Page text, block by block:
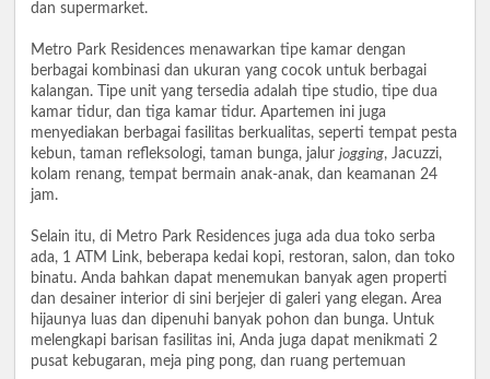
dan supermarket.
Metro Park Residences menawarkan tipe kamar dengan
berbagai kombinasi dan ukuran yang cocok untuk berbagai
kalangan. Tipe unit yang tersedia adalah tipe studio, tipe dua
kamar tidur, dan tiga kamar tidur. Apartemen ini juga
menyediakan berbagai fasilitas berkualitas, seperti tempat pesta
kebun, taman refleksologi, taman bunga, jalur jogging, Jacuzzi,
kolam renang, tempat bermain anak-anak, dan keamanan 24
jam.
Selain itu, di Metro Park Residences juga ada dua toko serba
ada, 1 ATM Link, beberapa kedai kopi, restoran, salon, dan toko
binatu. Anda bahkan dapat menemukan banyak agen properti
dan desainer interior di sini berjejer di galeri yang elegan. Area
hijaunya luas dan dipenuhi banyak pohon dan bunga. Untuk
melengkapi barisan fasilitas ini, Anda juga dapat menikmati 2
pusat kebugaran, meja ping pong, dan ruang pertemuan